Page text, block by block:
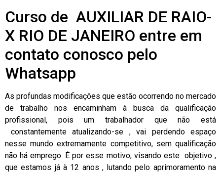
Curso de AUXILIAR DE RAIO-
X RIO DE JANEIRO entre em
contato conosco pelo
Whatsapp
As profundas modificações que estão ocorrendo no mercado
de trabalho nos encaminham à busca da qualificação
profissional, pois um trabalhador que não está
constantemente atualizando-se , vai perdendo espaço
nesse mundo extremamente competitivo, sem qualificação
não há emprego. É por esse motivo, visando este objetivo ,
que estamos já à 12 anos , lutando pelo aprimoramento na